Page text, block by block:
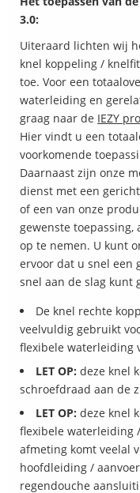
3.0:
Uiteraard lichten wij
knel koppeling /
toe. Voor een
waterleiding en
graag naar de IEZY
Hier vindt u een
voorkomende
Daarnaast zijn onze
dienst met een
of een van onze
gewenste
op te nemen. U kunt
ervoor dat u snel een
snel aan de slag kunt
De knel rechte
veelvuldig gebruikt
flexibele waterleiding
LET OP: deze knel
schroefdraad aan de
LET OP: deze knel
flexibele waterleiding
afmeting komt veelal
hoofdleiding /
regendouche